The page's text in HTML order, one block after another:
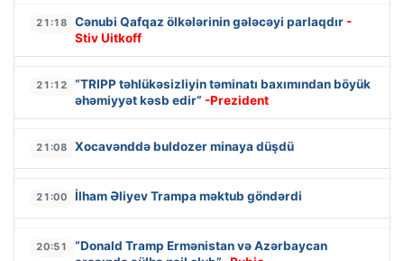
21:18 Cənubi Qafqaz ölkələrinin gələcəyi parlaqdır -
Stiv Uitkoff
21:12
“TRIPP təhlükəsizliyin təminatı baxımından böyük
əhəmiyyət kəsb edir” -Prezident
21:08 Xocavənddə buldozer minaya düşdü
21:00 İlham Əliyev Trampa məktub göndərdi
20:51
“Donald Tramp Ermənistan və Azərbaycan